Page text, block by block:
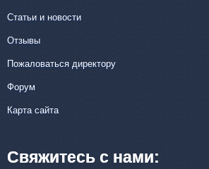
Статьи и новости
Отзывы
Пожаловаться директору
Форум
Карта сайта
Свяжитесь с нами: